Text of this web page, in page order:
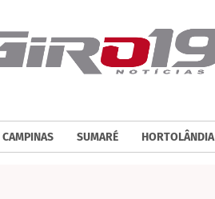
CAMPINAS SUMARÉ HORTOLÂNDIA